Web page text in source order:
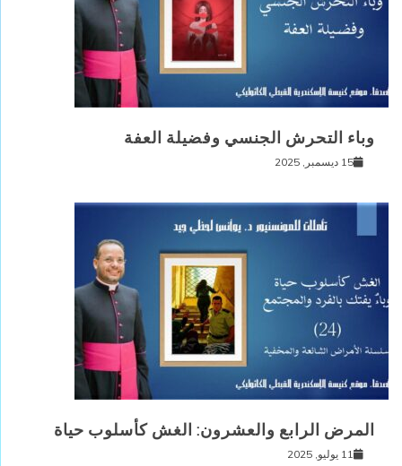
وباء التحرش الجنسي وفضيلة العفة
15 ديسمبر, 2025
المرض الرابع والعشرون: الغش كأسلوب حياة
11 يوليو, 2025